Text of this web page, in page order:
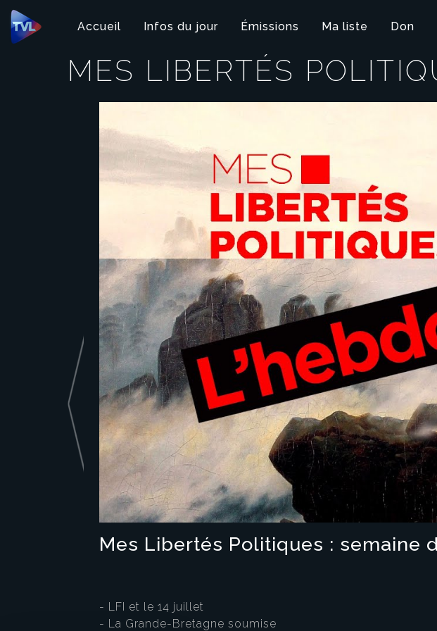
Panneau de gestion des cookies
Accueil
Infos du jour Émissions Ma liste Don
MES LIBERTÉS
Mes Libertés Politiques : semaine
- LFI et le 14 juillet
- La Grande-Bretagne soumise